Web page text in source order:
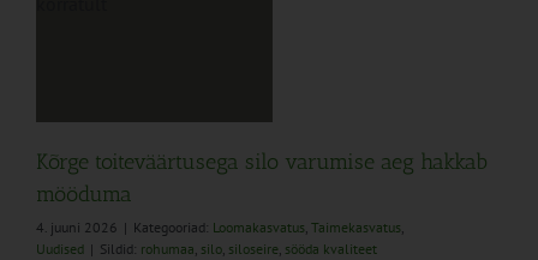
Kõrge toiteväärtusega silo varumise aeg hakkab
mööduma
4. juuni 2026 | Kategooriad: Loomakasvatus, Taimekasvatus,
Uudised | Sildid: rohumaa, silo, siloseire, sööda kvaliteet